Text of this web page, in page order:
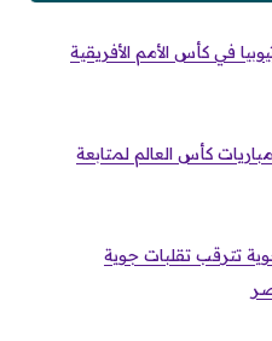
في كأس الأمم الأفريقية
كأس العالم لمتابعة
الجوية تترقب تقلبات جوية